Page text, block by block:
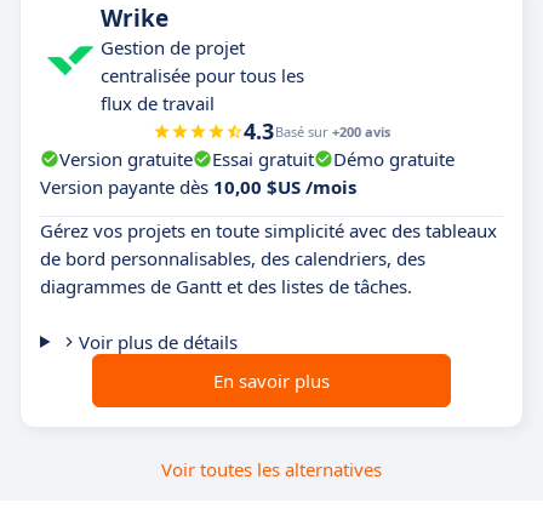
Wrike
Gestion de projet
centralisée pour tous les
flux de travail
4.3Basé sur +200 avis
Version gratuite Essai gratuit
Démo gratuite
Version payante dès 10,00 $US /mois
Gérez vos projets en toute simplicité avec des tableaux
de bord personnalisables, des calendriers, des
diagrammes de Gantt et des listes de tâches.
Voir plus de détails
En savoir plus
Voir toutes les alternatives